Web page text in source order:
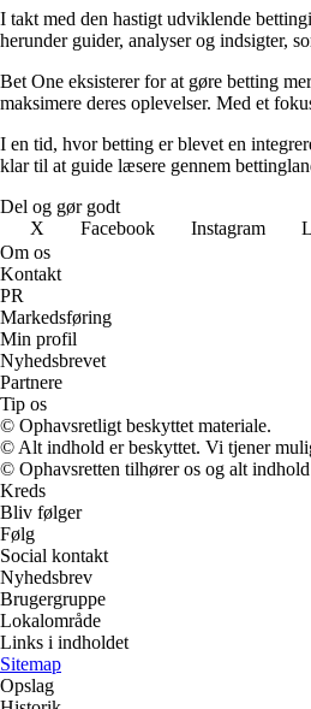
I takt med den hastigt udviklende
herunder guider, analyser og indsigter,
Bet One eksisterer for at gøre betting
maksimere deres oplevelser. Med et
I en tid, hvor betting er blevet en
klar til at guide læsere gennem
Del og gør godt
X
Facebook Instagram
Om os
Kontakt
PR
Markedsføring
Min profil
Nyhedsbrevet
Partnere
Tip os
© Ophavsretligt beskyttet materiale.
© Alt indhold er beskyttet. Vi tjener
© Ophavsretten tilhører os og alt
Kreds
Bliv følger
Følg
Social kontakt
Nyhedsbrev
Brugergruppe
Lokalområde
Links i indholdet
Sitemap
Opslag